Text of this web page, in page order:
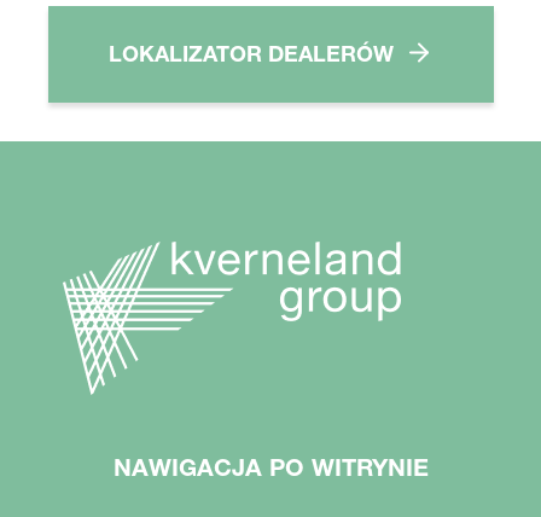
LOKALIZATOR DEALERÓW
NAWIGACJA PO WITRYNIE